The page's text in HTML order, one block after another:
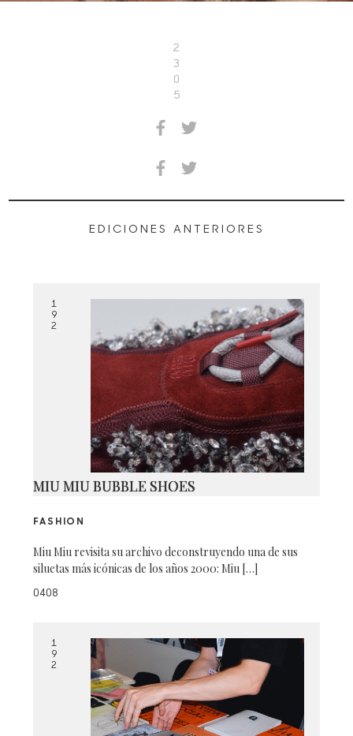
2
3
0
5
EDICIONES ANTERIORES
1
9
2
MIU MIU BUBBLE SHOES
FASHION
Miu Miu revisita su archivo deconstruyendo una de sus
siluetas más icónicas de los años 2000: Miu […]
0408
1
9
2